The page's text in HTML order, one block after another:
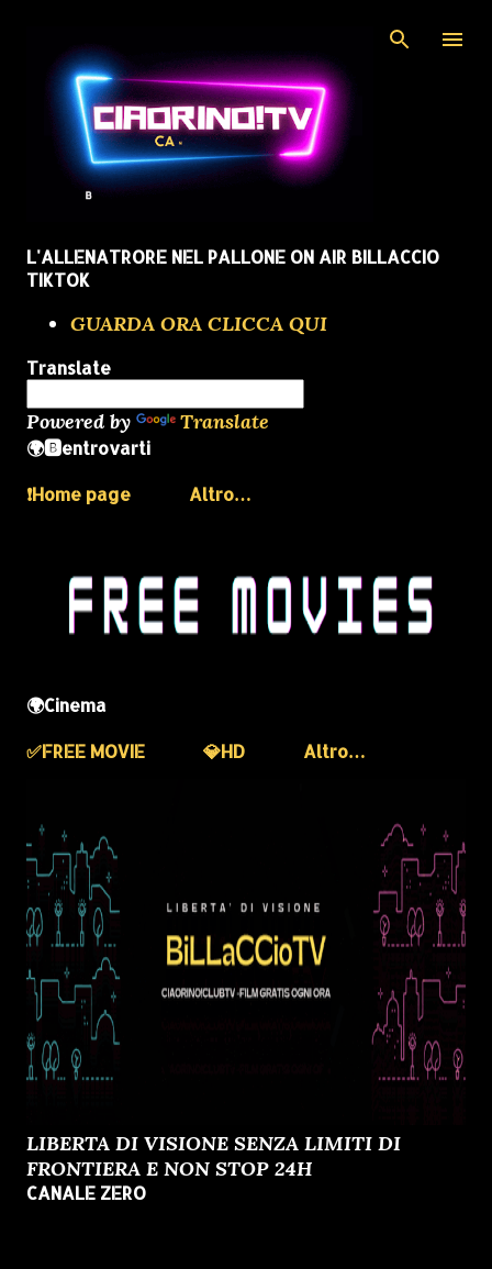
L'ALLENATRORE NEL PALLONE ON AIR BILLACCIO
TIKTOK
GUARDA ORA CLICCA QUI
Translate
Powered by Translate
🌍🅱️entrovarti
❗️Home page
Altro…
🌍Cinema
✅️FREE MOVIE
💎HD Altro…
LIBERTA DI VISIONE SENZA LIMITI DI
FRONTIERA E NON STOP 24H
CANALE ZERO